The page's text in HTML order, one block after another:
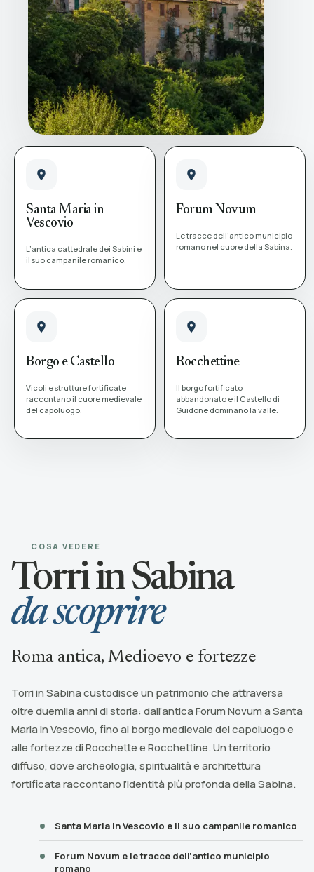
Santa Maria in
Vescovio
L’antica cattedrale dei Sabini e
il suo campanile romanico.
Forum Novum
Le tracce dell’antico municipio
romano nel cuore della Sabina.
Borgo e Castello
Vicoli e strutture fortificate
raccontano il cuore medievale
del capoluogo.
Rocchettine
Il borgo fortificato
abbandonato e il Castello di
Guidone dominano la valle.
COSA VEDERE
Torri in Sabina
da scoprire
Roma antica, Medioevo e fortezze
Torri in Sabina custodisce un patrimonio che attraversa
oltre duemila anni di storia: dall’antica Forum Novum a Santa
Maria in Vescovio, fino al borgo medievale del capoluogo e
alle fortezze di Rocchette e Rocchettine. Un territorio
diffuso, dove archeologia, spiritualità e architettura
fortificata raccontano l’identità più profonda della Sabina.
Santa Maria in Vescovio e il suo campanile romanico
Forum Novum e le tracce dell’antico municipio
romano